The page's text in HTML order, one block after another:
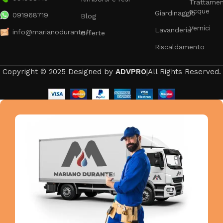
091968719
info@marianodurante.it
Blog
Offerte
Giardinaggio
Lavanderia
Riscaldamento
acque
Vernici
Copyright © 2025 Designed by ADVPRO|All Rights Reserved.